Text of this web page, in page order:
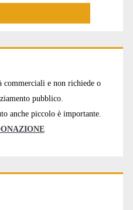
commerciali e non richiede o
pubblico.
anche piccolo è importante.